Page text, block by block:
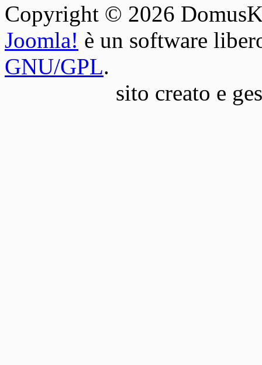
Copyright © 2026
Joomla! è un software
GNU/GPL.
sito creato e